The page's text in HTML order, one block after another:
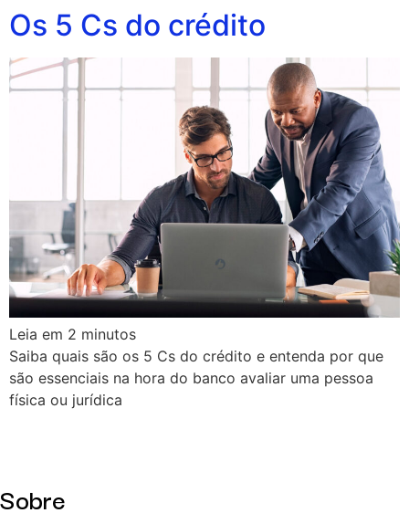
Os 5 Cs do crédito
Leia em 2 minutos
Saiba quais são os 5 Cs do crédito e entenda por que
são essenciais na hora do banco avaliar uma pessoa
física ou jurídica
Sobre